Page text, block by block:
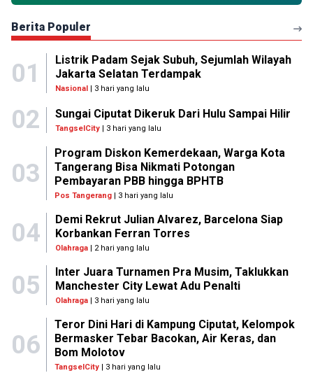
Berita Populer
01
Listrik Padam Sejak Subuh, Sejumlah Wilayah
Jakarta Selatan Terdampak
Nasional | 3 hari yang lalu
02 Sungai Ciputat Dikeruk Dari Hulu Sampai Hilir
TangselCity | 3 hari yang lalu
03
Program Diskon Kemerdekaan, Warga Kota
Tangerang Bisa Nikmati Potongan
Pembayaran PBB hingga BPHTB
Pos Tangerang | 3 hari yang lalu
04
Demi Rekrut Julian Alvarez, Barcelona Siap
Korbankan Ferran Torres
Olahraga| 2 hari yang lalu
05
Inter Juara Turnamen Pra Musim, Taklukkan
Manchester City Lewat Adu Penalti
Olahraga| 3 hari yang lalu
06
Teror Dini Hari di Kampung Ciputat, Kelompok
Bermasker Tebar Bacokan, Air Keras, dan
Bom Molotov
TangselCity | 3 hari yang lalu